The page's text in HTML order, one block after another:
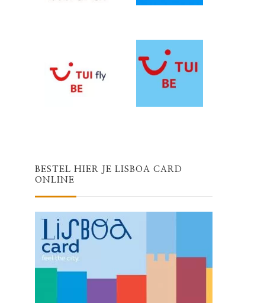
BESTEL HIER JE LISBOA CARD
ONLINE